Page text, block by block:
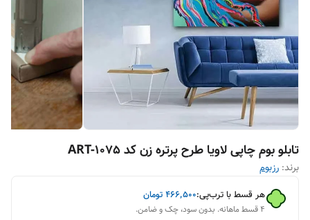
تابلو بوم چاپی لاویا طرح پرتره زن کد ART-1075
برند: رزبوم
هر قسط با ترب‌پی:۴۶۶٬۵۰۰تومان
۴ قسط ماهانه. بدون سود، چک و ضامن.